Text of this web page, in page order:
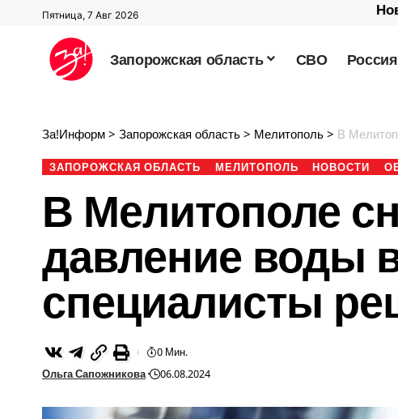
Пятница, 7 Авг 2026
Запорожская область СВО Россия
За!Информ > Запорожская область > Мелитополь > В
ЗАПОРОЖСКАЯ ОБЛАСТЬ МЕЛИТОПОЛЬ НОВОСТИ
В Мелитополе
давление воды
специалисты
Ольга Сапожникова 06.08.2024
0 Мин.